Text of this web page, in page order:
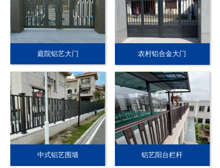
庭院铝艺大门 农村铝合金大门
中式铝艺围墙 铝艺阳台栏杆